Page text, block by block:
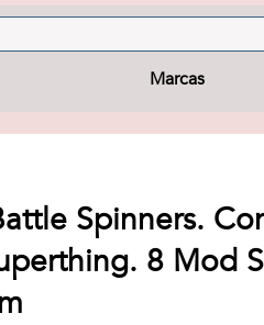
Marcas
Spinners.
8 Mod